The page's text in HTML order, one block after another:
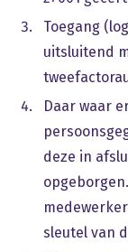
Toegang
uitsluitend
Daar waar
deze in
sleutel van